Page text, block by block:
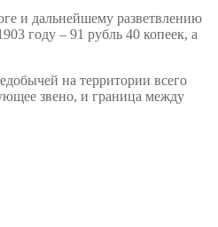
и дальнейшему разветвлению
году – 91 рубль 40 копеек, а
на территории всего
звено, и граница между